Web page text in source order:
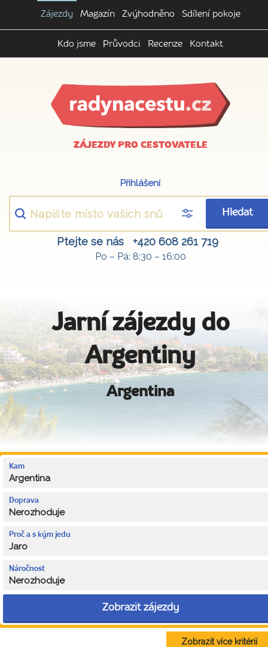
Zájezdy Magazín Zvýhodněno Sdílení pokoje
Kdo jsme Průvodci Recenze Kontakt
ZÁJEZDY PRO CESTOVATELE
Přihlášení
Hledat
Ptejte se nás +420 608 261 719
Po – Pá: 8:30 – 16:00
Jarní zájezdy do
Argentiny
Argentina
Kam
Argentina
Doprava
Nerozhoduje
Proč a s kým jedu
Jaro
Náročnost
Nerozhoduje
Zobrazit zájezdy
Zobrazit více kritérií